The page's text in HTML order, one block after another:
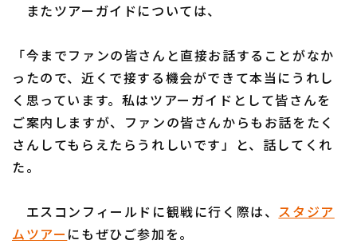
またツアーガイドについては、
「今までファンの皆さんと直接お話することがなか
ったので、近くで接する機会ができて本当にうれし
く思っています。私はツアーガイドとして皆さんを
ご案内しますが、ファンの皆さんからもお話をたく
さんしてもらえたらうれしいです」と、話してくれ
た。
エスコンフィールドに観戦に行く際は、 スタジア
ムツアー にもぜひご参加を。